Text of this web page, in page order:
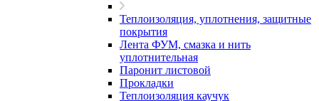
Теплоизоляция, уплотнения, защитные
покрытия
Лента ФУМ, смазка и нить
уплотнительная
Паронит листовой
Прокладки
Теплоизоляция каучук